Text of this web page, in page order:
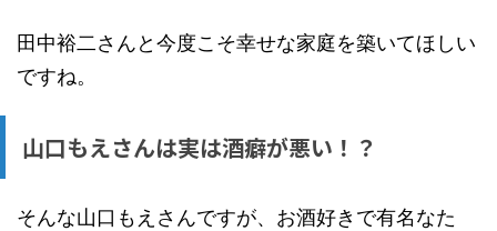
田中裕二さんと今度こそ幸せな家庭を築いてほしい
ですね。
山口もえさんは実は酒癖が悪い！？
そんな山口もえさんですが、お酒好きで有名なた